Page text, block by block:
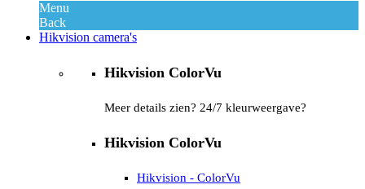
Menu
Back
Hikvision camera's
Hikvision ColorVu
Meer details zien? 24/7 kleurweergave?
Hikvision ColorVu
Hikvision - ColorVu